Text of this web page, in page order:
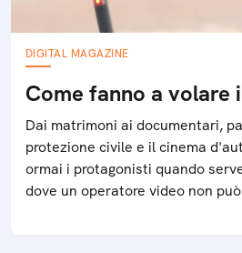
DIGITAL MAGAZINE
Come fanno a volare
Dai matrimoni ai documentari,
protezione civile e il cinema
ormai i protagonisti quando
dove un operatore video non